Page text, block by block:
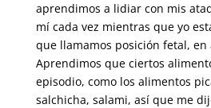
aprendimos a lidiar con mis
mí cada vez mientras que yo
que llamamos posición fetal,
Aprendimos que ciertos
episodio, como los alimentos
salchicha, salami, así que me